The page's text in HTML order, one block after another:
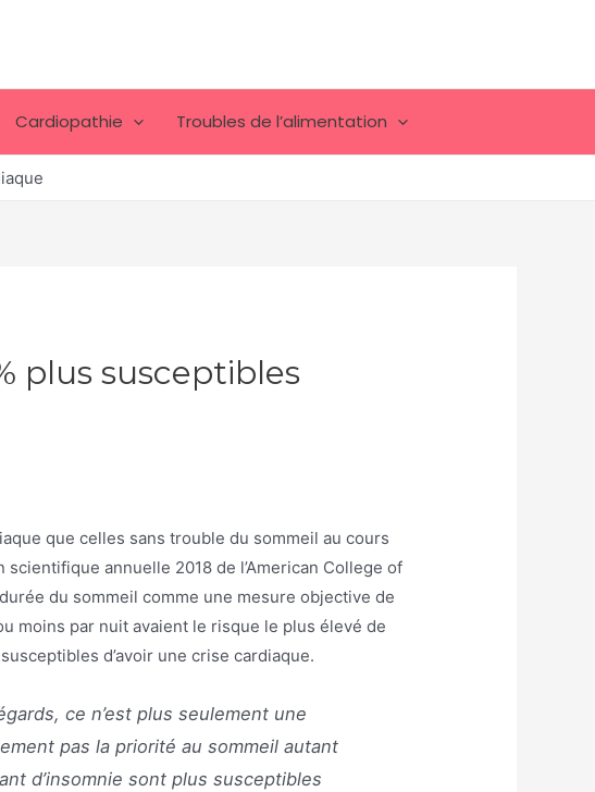
Cardiopathie Troubles de l’alimentation
plus susceptibles
que celles sans trouble du sommeil au cours
annuelle 2018 de l’American College of
du sommeil comme une mesure objective de
moins par nuit avaient le risque le plus élevé de
d’avoir une crise cardiaque.
ce n’est plus seulement une
pas la priorité au sommeil autant
d’insomnie sont plus susceptibles